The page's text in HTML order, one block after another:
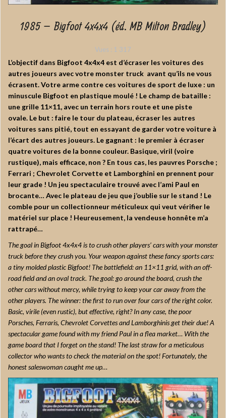
1985 – Bigfoot 4x4x4 (éd. MB Milton Bradley)
Vues : 1 317
L’objectif dans Bigfoot 4x4x4 est d’écraser les voitures des
autres joueurs avec votre monster truck avant qu’ils ne vous
écrasent. Votre arme contre ces voitures de sport de luxe : un
minuscule Bigfoot en plastique moulé ! Le champ de bataille :
une grille 11×11, avec un terrain hors route et une piste
ovale. Le but : faire le tour du plateau, écraser les autres
voitures sans pitié, tout en essayant de garder votre voiture à
l’écart des autres joueurs. Le gagnant : le premier à écraser
quatre voitures de la bonne couleur. Basique, viril (voire
rustique), mais efficace, non ? En tous cas, les pauvres Porsche ;
Ferrari ; Chevrolet Corvette et Lamborghini en prennent pour
leur grade ! Un jeu spectaculaire trouvé avec l’ami Paul en
brocante… Avec le plateau de jeu que j’oublie sur le stand ! Le
comble pour un collectionneur méticuleux qui veut vérifier le
matériel sur place ! Heureusement, la vendeuse honnête m’a
rattrapé…
The goal in Bigfoot 4x4x4 is to crush other players’ cars with your monster
truck before they crush you. Your weapon against these fancy sports cars:
a tiny molded plastic Bigfoot! The battlefield: an 11×11 grid, with an off-
road field and an oval track. The goal: go around the board, crush the
other cars without mercy, while trying to keep your car away from the
other players. The winner: the first to run over four cars of the right color.
Basic, virile (even rustic), but effective, right? In any case, the poor
Porsches, Ferraris, Chevrolet Corvettes and Lamborghinis get their due! A
spectacular game found with my friend Paul in a flea market… With the
game board that I forget on the stand! The last straw for a meticulous
collector who wants to check the material on the spot! Fortunately, the
honest saleswoman caught me up…